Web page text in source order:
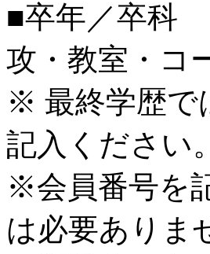
■卒年
攻・教室・
※ 最終学歴で
記入ください。
※会員番号を
は必要ありま